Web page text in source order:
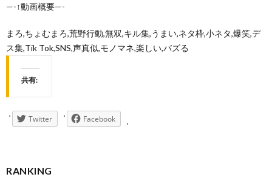
—-↑動画概要—-
まろ,ちょむまろ,荒野行動,無双,キル集,うまい,ネタ枠,小ネタ,爆笑,デ
ス集,Tik Tok,SNS,声真似,モノマネ,楽しい,バズる
共有:
Twitter Facebook
RANKING